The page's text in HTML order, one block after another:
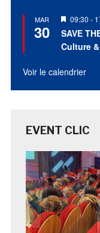
MAR
30
Mis
en
avant
09:30 -
SAVE
Culture
Voir le calendrier
EVENT CLIC